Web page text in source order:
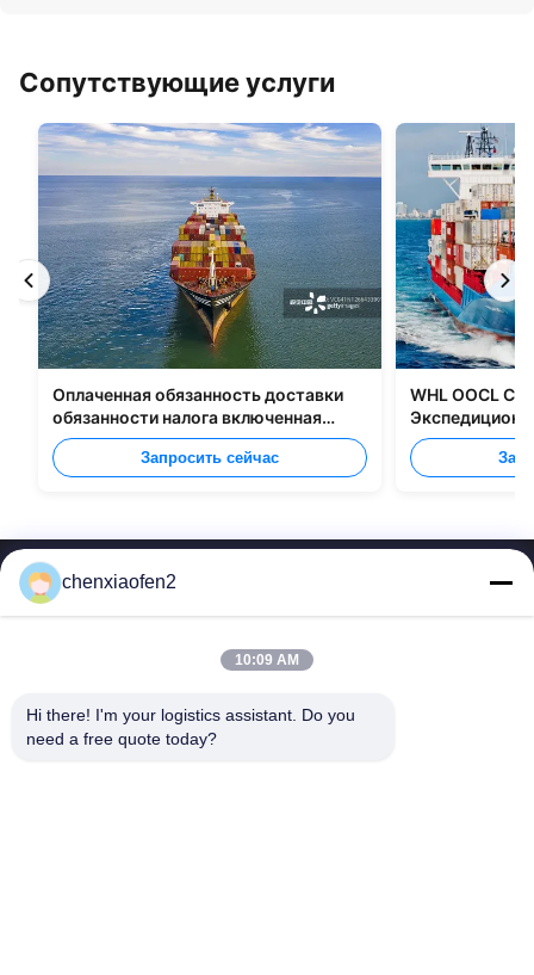
Сопутствующие услуги
Оплаченная обязанность доставки
обязанности налога включенная
грузящ все типы упаковки
Запросить сейчас
WHL OOCL
перевозке
Быстрые
Свяжитесь с нами
chenxiaofen2
10:09 AM
Hi there! I'm your logistics assistant. Do you
need a free quote today?